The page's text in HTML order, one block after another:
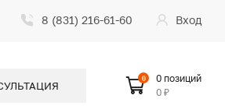
8 (831) 216-61-60 Вход
0
0 позиций
0 ₽